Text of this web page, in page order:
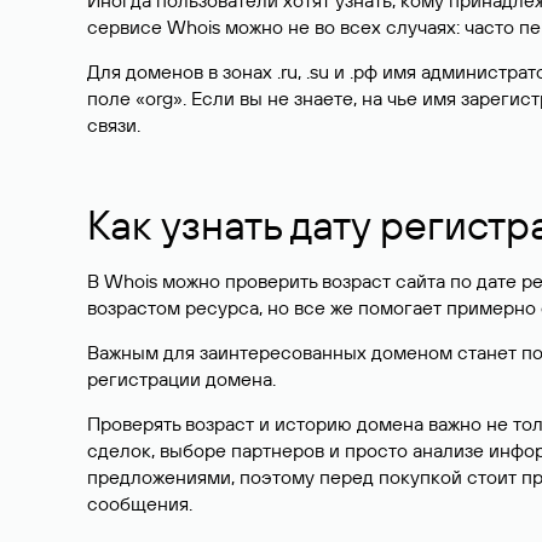
сервисе Whois можно не во всех случаях: часто
Для доменов в зонах .ru, .su и .рф имя
поле «org». Если вы не знаете, на чье имя
связи.
Как узнать дату
В Whois можно проверить возраст сайта по дате
возрастом ресурса, но все же помогает
Важным для заинтересованных доменом станет
регистрации домена.
Проверять возраст и историю домена важно не
сделок, выборе партнеров и просто анализе
предложениями, поэтому перед покупкой стоит
сообщения.